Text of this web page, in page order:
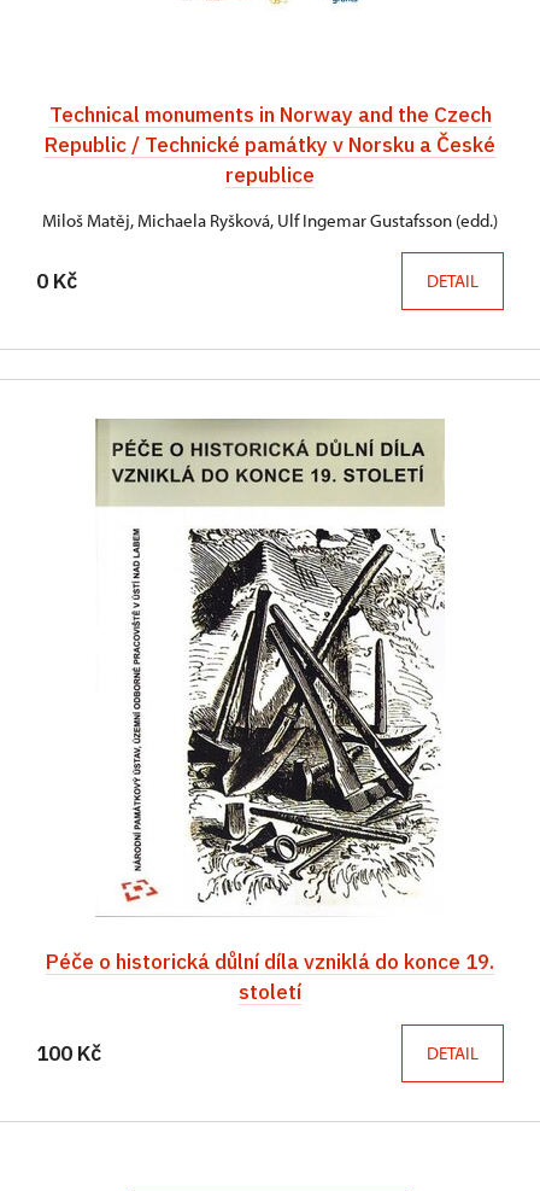
Technical monuments in Norway and the Czech
Republic / Technické památky v Norsku a České
republice
Miloš Matěj, Michaela Ryšková, Ulf Ingemar Gustafsson (edd.)
0 Kč DETAIL
Péče o historická důlní díla vzniklá do konce 19.
století
100 Kč DETAIL